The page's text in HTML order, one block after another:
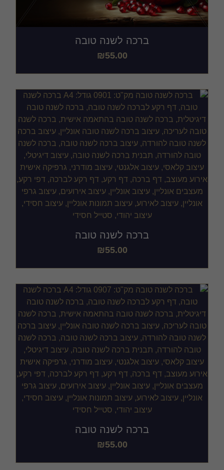
ברכה לשנה טובה
₪55.00
ברכה לשנה טובה
₪55.00
ברכה לשנה טובה
₪55.00